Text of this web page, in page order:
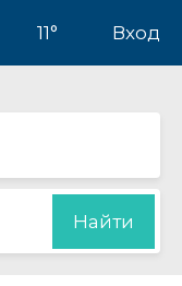
11° Вход
Найти